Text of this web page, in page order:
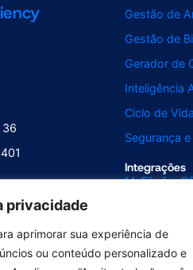
privacidade
aprimorar sua experiência de
ou conteúdo personalizado e
36
Gestão de
Gestão de
Gerador de
Inteligência
Ciclo de
Segurança
Integrações
McFile for
McFile for
Assinatura